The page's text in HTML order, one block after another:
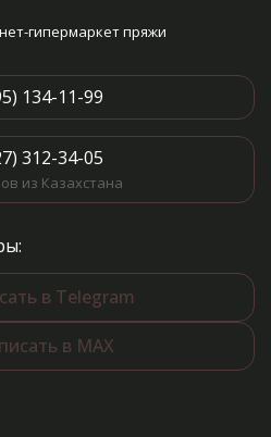
гипермаркет пряжи
134-11-99
312-34-05
из Казахстана
в Telegram
в MAX